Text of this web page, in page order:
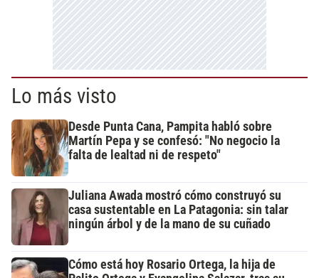
Lo más visto
Desde Punta Cana, Pampita habló sobre
Martín Pepa y se confesó: "No negocio la
falta de lealtad ni de respeto"
Juliana Awada mostró cómo construyó su
casa sustentable en La Patagonia: sin talar
ningún árbol y de la mano de su cuñado
Cómo está hoy Rosario Ortega, la hija de